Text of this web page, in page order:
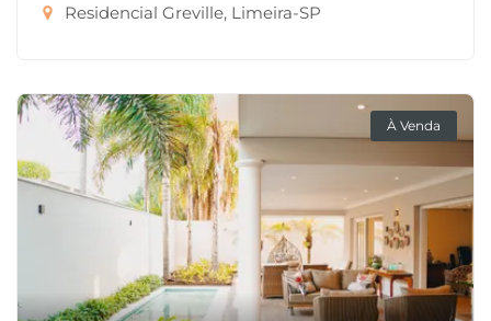
Residencial Greville, Limeira-SP
À Venda